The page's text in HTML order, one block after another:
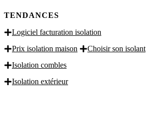
TENDANCES
Logiciel facturation isolation
Prix isolation maison
Choisir son isolant
Isolation combles
Isolation extérieur